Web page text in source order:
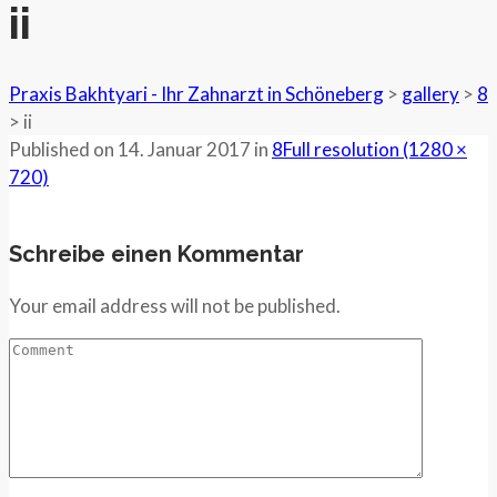
ii
Praxis Bakhtyari - Ihr Zahnarzt in Schöneberg > gallery > 8
> ii
Published on 14. Januar 2017 in 8Full resolution (1280 ×
720)
Schreibe einen Kommentar
Your email address will not be published.